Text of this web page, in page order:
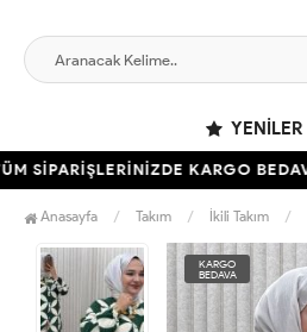
YENILER
KARGO BEDAVA!
Anasayfa Takım İkili Takım
KARGO
BEDAVA